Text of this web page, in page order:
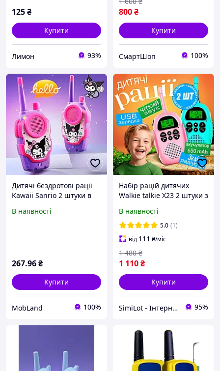
125₴
Купити
Лимон 93%
800₴
Купити
СмартШоп 100%
Дитячі бездротові рації
Kawaii Sanrio 2 штуки в
В наявності
267.96₴
Купити
MobLand 100%
Набір рацій дитячих
Walkie talkie X23 2 штуки з
через USB та ліхтарик
В наявності
5.0 (1)
від 111 ₴/міс
1 110₴
1 480 ₴
Купити
SimiLot - Інтернет-магазин популярних товарів 95%